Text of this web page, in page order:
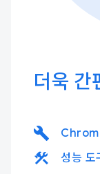
더욱 간
build
construction 성능 도